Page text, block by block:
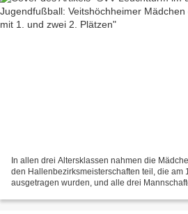
In allen drei Altersklassen nahmen die
den Hallenbezirksmeisterschaften teil, die am
ausgetragen wurden, und alle drei